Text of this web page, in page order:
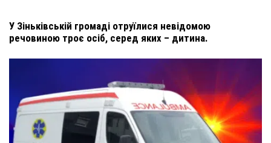
У Зіньківській громаді отруїлися невідомою
речовиною троє осіб, серед яких – дитина.